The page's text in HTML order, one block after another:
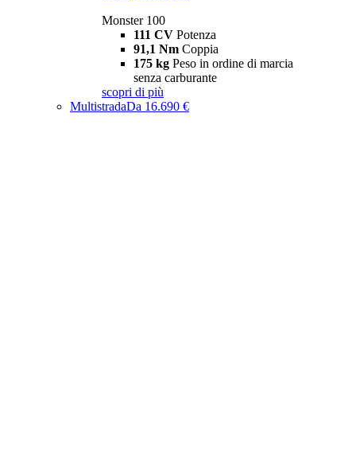
Monster 100
111 CV Potenza
91,1 Nm Coppia
175 kg Peso in ordine di marcia
senza carburante
scopri di più
MultistradaDa 16.690 €